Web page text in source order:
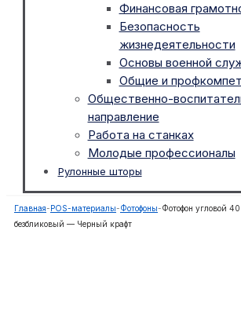
Финансовая
Безопасность
жизнедеятельности
Основы военной
Общие и
Общественно-
направление
Работа на станках
Молодые профессионалы
Рулонные шторы
Главная-POS-материалы-Фотофоны-Фотофон угловой
безбликовый — Черный крафт